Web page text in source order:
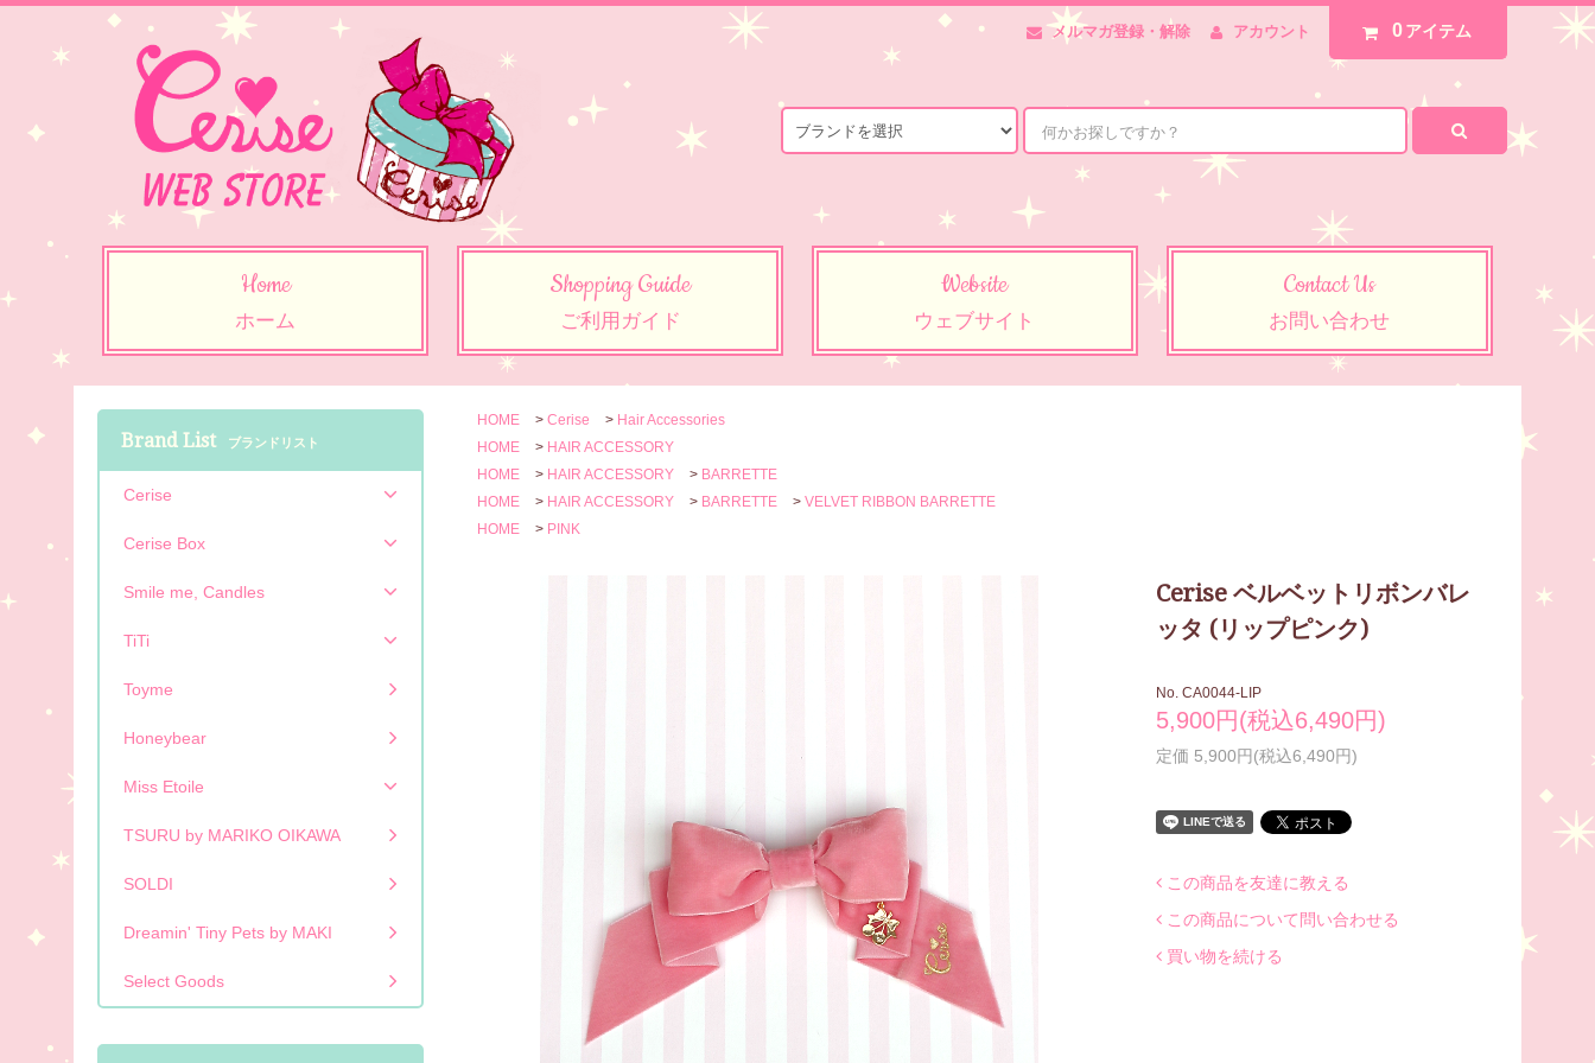
メルマガ登録・解除 アカウント 0 アイテム
Home
ホーム
Shopping Guide
ご利用ガイド
Website
ウェブサイト
Contact Us
お問い合わせ
HOME > Cerise > Hair Accessories
HOME
> HAIR ACCESSORY
HOME
> HAIR ACCESSORY > BARRETTE
HOME
> HAIR ACCESSORY > BARRETTE > VELVET RIBBON BARRETTE
HOME
> PINK
Cerise ベルベットリボンバレ
ッタ (リップピンク)
No. CA0044-LIP
5,900円(税込6,490円)
定価 5,900円(税込6,490円)
この商品を友達に教える
この商品について問い合わせる
買い物を続ける
Brand List ブランドリスト
Cerise
Cerise Box
Smile me, Candles
TiTi
Toyme
Honeybear
Miss Etoile
TSURU by MARIKO OIKAWA
SOLDI
Dreamin' Tiny Pets by MAKI
Select Goods